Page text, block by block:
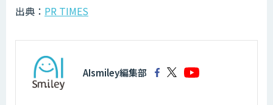
出典： PR TIMES
AIsmiley編集部